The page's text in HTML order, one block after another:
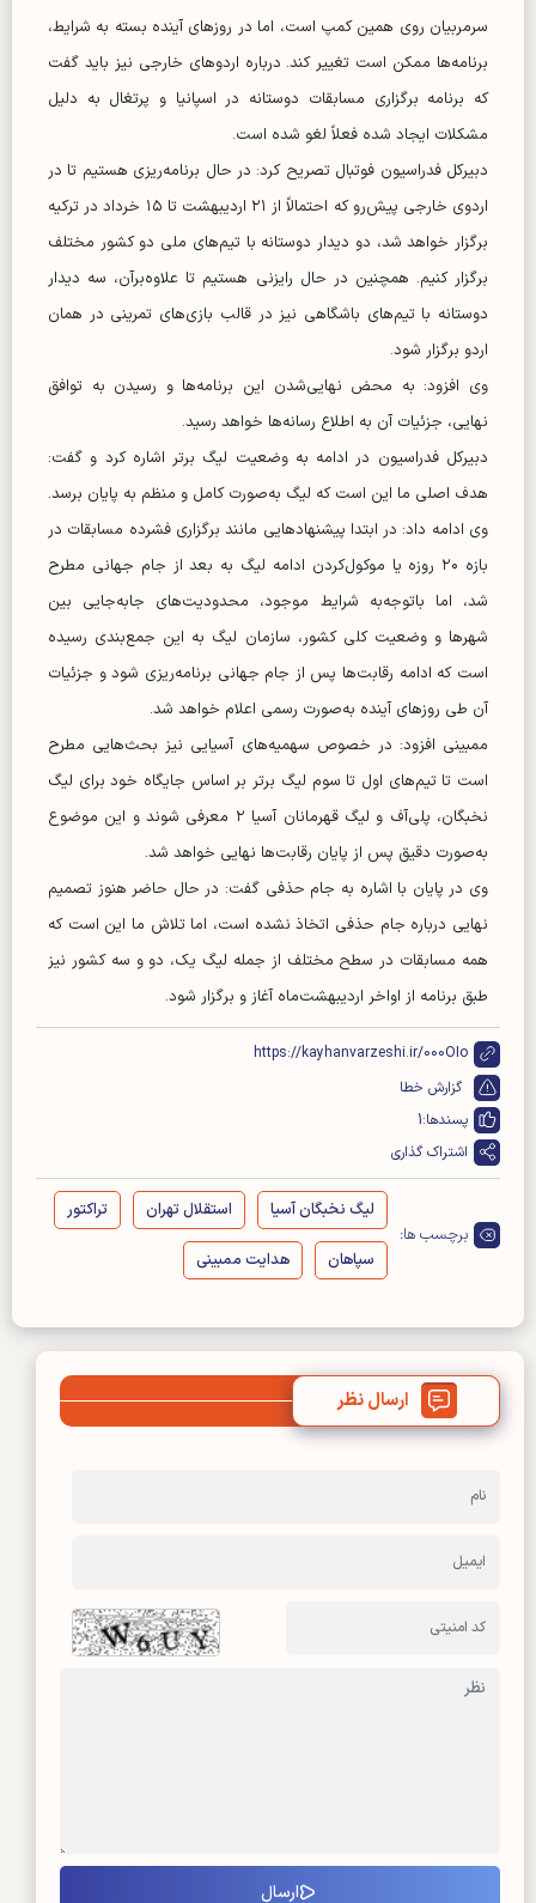
سرمربیان روی همین کمپ است، اما در روز‌های آینده بسته به شرایط،
برنامه‌ها ممکن است تغییر کند. درباره اردو‌های خارجی نیز باید گفت
که برنامه برگزاری مسابقات دوستانه در اسپانیا و پرتغال به دلیل
مشکلات ایجاد شده فعلاً لغو شده است.
دبیرکل فدراسیون فوتبال تصریح کرد: در حال برنامه‌ریزی هستیم تا در
اردوی خارجی پیش‌رو که احتمالاً از ۲۱ اردیبهشت تا ۱۵ خرداد در ترکیه
برگزار خواهد شد، دو دیدار دوستانه با تیم‌های ملی دو کشور مختلف
برگزار کنیم. همچنین در حال رایزنی هستیم تا علاوه‌برآن، سه دیدار
دوستانه با تیم‌های باشگاهی نیز در قالب بازی‌های تمرینی در همان
اردو برگزار شود.
وی افزود: به‌ محض نهایی‌شدن این برنامه‌ها و رسیدن به توافق
نهایی، جزئیات آن به اطلاع رسانه‌ها خواهد رسید.
دبیرکل فدراسیون در ادامه به وضعیت لیگ برتر اشاره کرد و گفت:
هدف اصلی ما این است که لیگ به‌صورت کامل و منظم به پایان برسد.
وی ادامه داد: در ابتدا پیشنهاد‌هایی مانند برگزاری فشرده مسابقات در
بازه ۲۰ روزه یا موکول‌کردن ادامه لیگ به بعد از جام جهانی مطرح
شد، اما باتوجه‌به شرایط موجود، محدودیت‌های جابه‌جایی بین
شهر‌ها و وضعیت کلی کشور، سازمان لیگ به این جمع‌بندی رسیده
است که ادامه رقابت‌ها پس از جام جهانی برنامه‌ریزی شود و جزئیات
آن طی روز‌های آینده به‌صورت رسمی اعلام خواهد شد.
ممبینی افزود: در خصوص سهمیه‌های آسیایی نیز بحث‌هایی مطرح
است تا تیم‌های اول تا سوم لیگ برتر بر اساس جایگاه خود برای لیگ
نخبگان، پلی‌آف و لیگ قهرمانان آسیا ۲ معرفی شوند و این موضوع
به‌صورت دقیق پس از پایان رقابت‌ها نهایی خواهد شد.
وی در پایان با اشاره به جام حذفی گفت: در حال حاضر هنوز تصمیم
نهایی درباره جام حذفی اتخاذ نشده است، اما تلاش ما این است که
همه مسابقات در سطح مختلف از جمله لیگ یک، دو و سه کشور نیز
طبق برنامه از اواخر اردیبهشت‌ماه آغاز و برگزار شود.
https://kayhanvarzeshi.ir/000OIo
گزارش خطا
پسندها:1
اشتراک گذاری
برچسب ها:
لیگ نخبگان آسیا استقلال تهران تراکتور
سپاهان هدایت ممبینی
ارسال نظر